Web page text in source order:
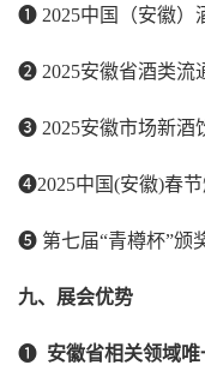
❶ 2025中国（安徽）
❷ 2025安徽省酒类流
❸ 2025安徽市场新酒
❹2025中国(安徽)春
❺ 第七届“青樽杯”颁
九、展会优势
❶ 安徽省相关领域